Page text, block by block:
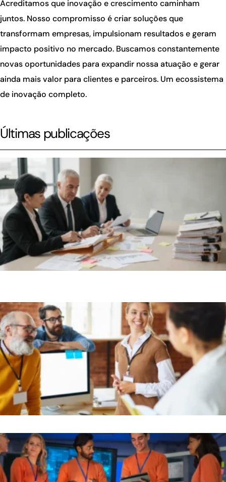
Acreditamos que inovação e crescimento caminham
juntos. Nosso compromisso é criar soluções que
transformam empresas, impulsionam resultados e geram
impacto positivo no mercado. Buscamos constantemente
novas oportunidades para expandir nossa atuação e gerar
ainda mais valor para clientes e parceiros. Um ecossistema
de inovação completo.
Últimas publicações